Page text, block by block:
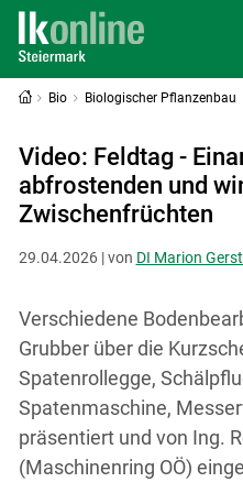
Bio Biologischer Pflanzenbau
Video: Feldtag -
abfrostenden und
Zwischenfrüchten
29.04.2026 | von DI Marion
Verschiedene
Grubber über die
Spatenrollegge,
Spatenmaschine,
präsentiert und von Ing.
(Maschinenring OÖ)